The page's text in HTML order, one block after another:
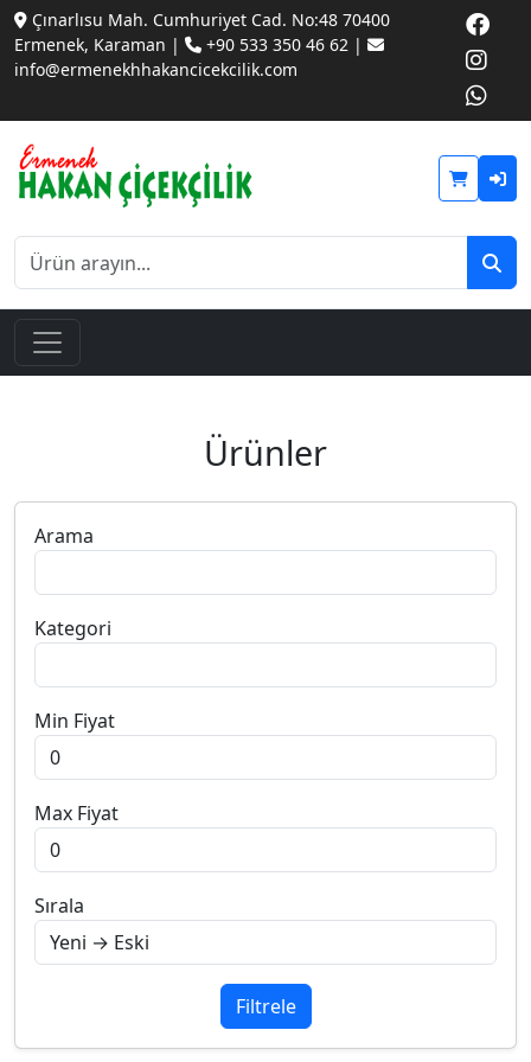
Çınarlısu Mah. Cumhuriyet Cad. No:48 70400
Ermenek, Karaman |
+90 533 350 46 62 |
info@ermenekhhakancicekcilik.com
Ürünler
Arama
Kategori
Min Fiyat
Max Fiyat
Sırala
Filtrele